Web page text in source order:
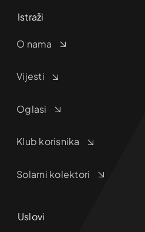
Istraži
O nama
Vijesti
Oglasi
Klub korisnika
Solarni kolektori
Uslovi